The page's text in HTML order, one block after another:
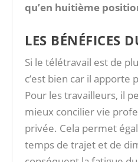
qu’en huitième
LES BÉNÉFICES
Si le télétravail est de
c’est bien car il apporte
Pour les travailleurs, il
mieux concilier vie
privée. Cela permet
temps de trajet et de